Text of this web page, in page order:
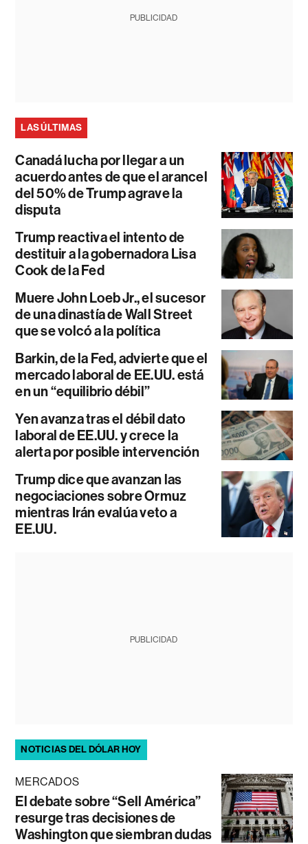
PUBLICIDAD
LAS ÚLTIMAS
Canadá lucha por llegar a un
acuerdo antes de que el arancel
del 50% de Trump agrave la
disputa
Trump reactiva el intento de
destituir a la gobernadora Lisa
Cook de la Fed
Muere John Loeb Jr., el sucesor
de una dinastía de Wall Street
que se volcó a la política
Barkin, de la Fed, advierte que el
mercado laboral de EE.UU. está
en un “equilibrio débil”
Yen avanza tras el débil dato
laboral de EE.UU. y crece la
alerta por posible intervención
Trump dice que avanzan las
negociaciones sobre Ormuz
mientras Irán evalúa veto a
EE.UU.
PUBLICIDAD
NOTICIAS DEL DÓLAR HOY
MERCADOS
El debate sobre “Sell América”
resurge tras decisiones de
Washington que siembran dudas